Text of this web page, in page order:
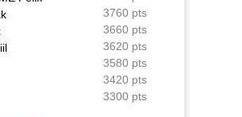
ATP / WTA
maman d’un petit Pablo
10:51
et cible les demi-
10:33
vise une première
3760 pts
3660 pts
3620 pts
3580 pts
3420 pts
3300 pts